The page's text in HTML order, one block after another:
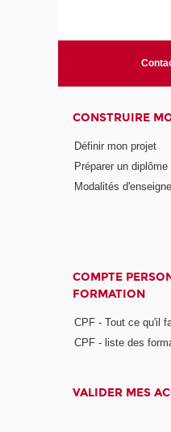
CONSTRUIRE
Définir mon projet
Préparer un diplôme
Modalités
COMPTE
FORMATION
CPF - Tout ce qu'il
CPF - liste des
VALIDER MES